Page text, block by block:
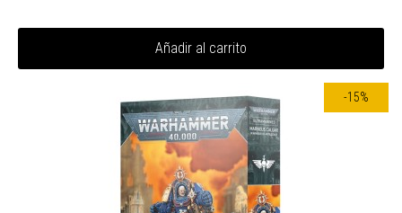
Añadir al carrito
-15%